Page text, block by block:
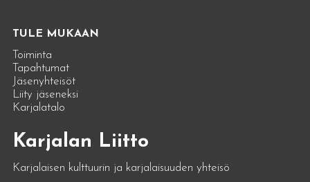
TULE MUKAAN
Toiminta
Tapahtumat
Jäsenyhteisöt
Liity jäseneksi
Karjalatalo
Karjalan Liitto
Karjalaisen kulttuurin ja karjalaisuuden yhteisö